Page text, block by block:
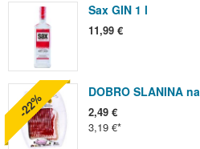
Sax GIN 1 l
11,99 €
DOBRO SLANINA
2,49 €
3,19 €
-22%